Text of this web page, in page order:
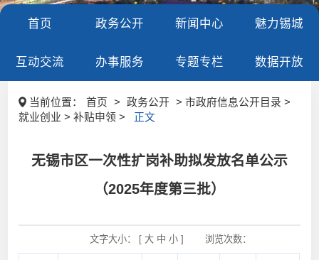
首页 政务公开 新闻中心 魅力锡城
互动交流 办事服务 专题专栏 数据开放
当前位置： 首页 > 政务公开
> 市政府信息公开目录 >
就业创业 > 补贴申领 >
正文
无锡市区一次性扩岗补助拟发放名单公示
（2025年度第三批）
文字大小： [ 大 中 小] 浏览次数：